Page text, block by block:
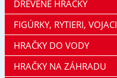
DREVENÉ HRAČKY
FIGÚRKY, RYTIERI, VOJACI
HRAČKY DO VODY
HRAČKY NA ZÁHRADU